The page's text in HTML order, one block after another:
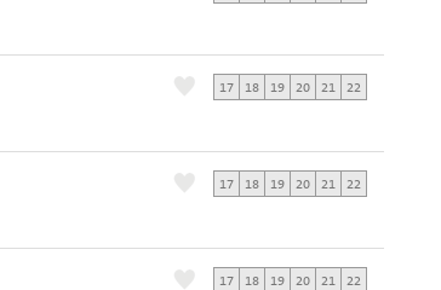
17 18 19 20 21 22
17 18 19 20 21 22
17 18 19 20 21 22